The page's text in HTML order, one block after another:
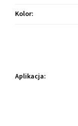
Kolor:
Aplikacja: